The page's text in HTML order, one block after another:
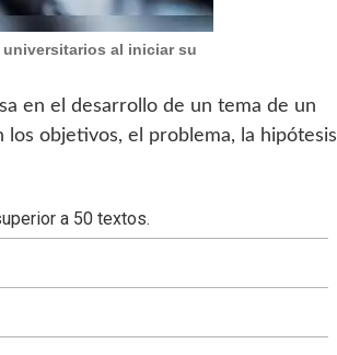
al iniciar su
en el desarrollo de un tema de un
objetivos, el problema, la hipótesis
a 50 textos.